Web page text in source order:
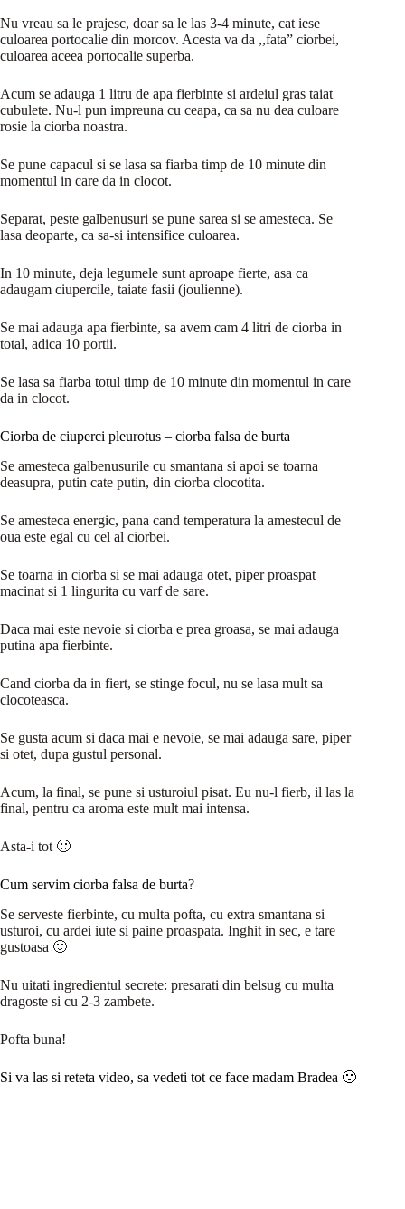
Nu vreau sa le prajesc, doar sa le las 3-4 minute, cat iese
culoarea portocalie din morcov. Acesta va da ,,fata” ciorbei,
culoarea aceea portocalie superba.
Acum se adauga 1 litru de apa fierbinte si ardeiul gras taiat
cubulete. Nu-l pun impreuna cu ceapa, ca sa nu dea culoare
rosie la ciorba noastra.
Se pune capacul si se lasa sa fiarba timp de 10 minute din
momentul in care da in clocot.
Separat, peste galbenusuri se pune sarea si se amesteca. Se
lasa deoparte, ca sa-si intensifice culoarea.
In 10 minute, deja legumele sunt aproape fierte, asa ca
adaugam ciupercile, taiate fasii (joulienne).
Se mai adauga apa fierbinte, sa avem cam 4 litri de ciorba in
total, adica 10 portii.
Se lasa sa fiarba totul timp de 10 minute din momentul in care
da in clocot.
Ciorba de ciuperci pleurotus – ciorba falsa de burta
Se amesteca galbenusurile cu smantana si apoi se toarna
deasupra, putin cate putin, din ciorba clocotita.
Se amesteca energic, pana cand temperatura la amestecul de
oua este egal cu cel al ciorbei.
Se toarna in ciorba si se mai adauga otet, piper proaspat
macinat si 1 lingurita cu varf de sare.
Daca mai este nevoie si ciorba e prea groasa, se mai adauga
putina apa fierbinte.
Cand ciorba da in fiert, se stinge focul, nu se lasa mult sa
clocoteasca.
Se gusta acum si daca mai e nevoie, se mai adauga sare, piper
si otet, dupa gustul personal.
Acum, la final, se pune si usturoiul pisat. Eu nu-l fierb, il las la
final, pentru ca aroma este mult mai intensa.
Asta-i tot 🙂
Cum servim ciorba falsa de burta?
Se serveste fierbinte, cu multa pofta, cu extra smantana si
usturoi, cu ardei iute si paine proaspata. Inghit in sec, e tare
gustoasa 🙂
Nu uitati ingredientul secrete: presarati din belsug cu multa
dragoste si cu 2-3 zambete.
Pofta buna!
Si va las si reteta video, sa vedeti tot ce face madam Bradea 🙂